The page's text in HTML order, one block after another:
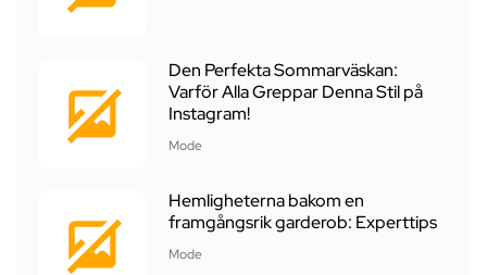
Den Perfekta Sommarväskan:
Varför Alla Greppar Denna Stil på
Instagram!
Mode
Hemligheterna bakom en
framgångsrik garderob: Experttips
Mode